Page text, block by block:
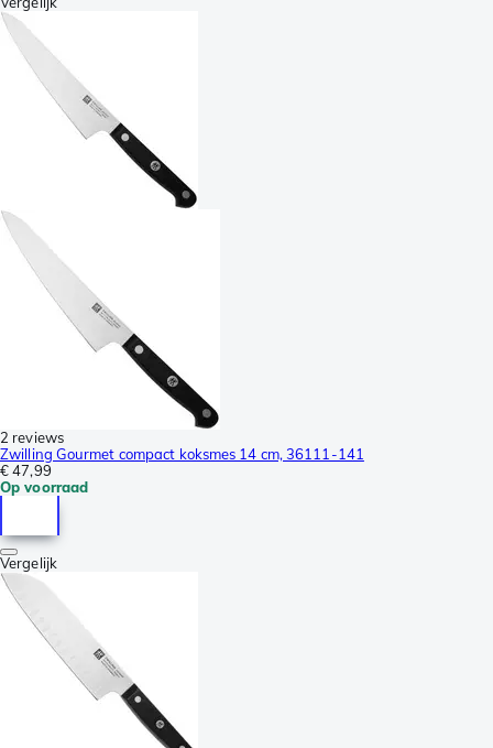
2 reviews
Zwilling Gourmet compact koksmes 14 cm, 36111-141
€ 47,99
Op voorraad
Vergelijk